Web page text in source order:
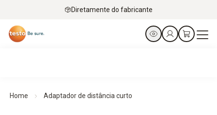
Diretamente do fabricante
Home Adaptador de distância curto